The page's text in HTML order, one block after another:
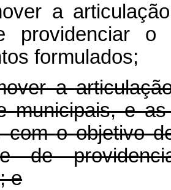
a
providenciar
formulados;
a
municipais, e
com o objetivo
de
e